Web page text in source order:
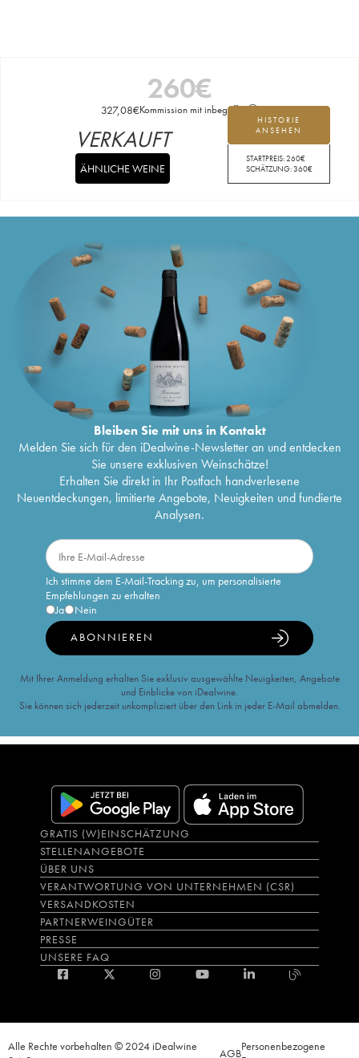
260€
327,08€Kommission mit inbegriffen
HISTORIE
ANSEHEN
STARTPREIS:260€
SCHÄTZUNG:360€
VERKAUFT
ÄHNLICHE WEINE
Bleiben Sie mit uns in Kontakt
Melden Sie sich für den iDealwine-Newsletter an und entdecken
Sie unsere exklusiven Weinschätze!
Erhalten Sie direkt in Ihr Postfach handverlesene
Neuentdeckungen, limitierte Angebote, Neuigkeiten und fundierte
Analysen.
Ich stimme dem E-Mail-Tracking zu, um personalisierte
Empfehlungen zu erhalten
Ja
Nein
ABONNIEREN
Mit Ihrer Anmeldung erhalten Sie exklusiv ausgewählte Neuigkeiten, Angebote
und Einblicke von iDealwine.
Sie können sich jederzeit unkompliziert über den Link in jeder E-Mail abmelden.
GRATIS (W)EINSCHÄTZUNG
STELLENANGEBOTE
ÜBER UNS
VERANTWORTUNG VON UNTERNEHMEN (CSR)
VERSANDKOSTEN
PARTNERWEINGÜTER
PRESSE
UNSERE FAQ
Alle Rechte vorbehalten © 2024 iDealwine
AGBPersonenbezogene